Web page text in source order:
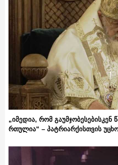
„იმედია, რომ
რთულია“ – პატრიარქისთვის